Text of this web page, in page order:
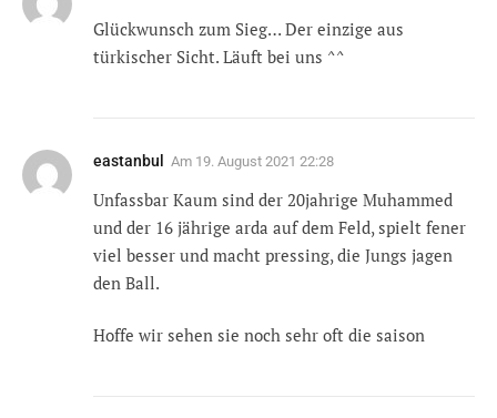
Glückwunsch zum Sieg… Der einzige aus
türkischer Sicht. Läuft bei uns ^^
eastanbul Am 19. August 2021 22:28
Unfassbar Kaum sind der 20jahrige Muhammed
und der 16 jährige arda auf dem Feld, spielt fener
viel besser und macht pressing, die Jungs jagen
den Ball.
Hoffe wir sehen sie noch sehr oft die saison